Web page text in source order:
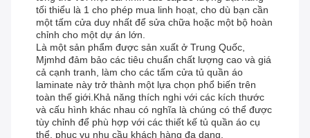
tối thiểu là 1 cho phép mua linh hoạt, cho dù bạn cần
một tấm cửa duy nhất để sửa chữa hoặc một bộ hoàn
chỉnh cho một dự án lớn.
Là một sản phẩm được sản xuất ở Trung Quốc,
Mjmhd đảm bảo các tiêu chuẩn chất lượng cao và giá
cả cạnh tranh, làm cho các tấm cửa tủ quần áo
laminate này trở thành một lựa chọn phổ biến trên
toàn thế giới.Khả năng thích nghi với các kích thước
và cấu hình khác nhau có nghĩa là chúng có thể được
tùy chỉnh để phù hợp với các thiết kế tủ quần áo cụ
thể, phục vụ nhu cầu khách hàng đa dạng.